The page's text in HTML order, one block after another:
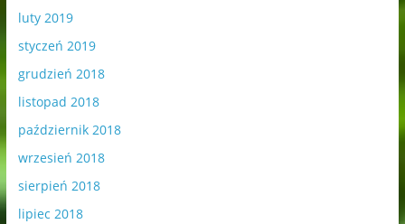
luty 2019
styczeń 2019
grudzień 2018
listopad 2018
październik 2018
wrzesień 2018
sierpień 2018
lipiec 2018